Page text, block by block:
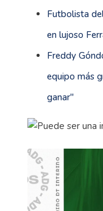
Futbolista
en lujoso
Freddy
equipo más
ganar''